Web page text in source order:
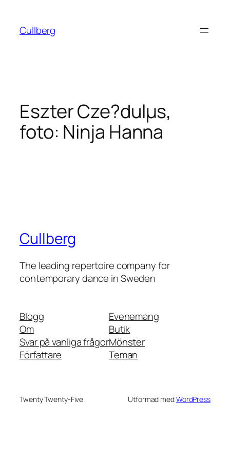
innehåll
Cullberg
Eszter Cze?dulµs,
foto: Ninja Hanna
Cullberg
The leading repertoire company for
contemporary dance in Sweden
Blogg
Om
Svar på vanliga frågor
Författare
Evenemang
Butik
Mönster
Teman
Twenty Twenty-Five Utformad medWordPress